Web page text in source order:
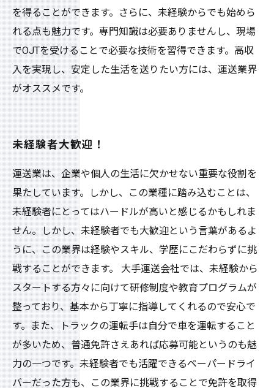
を得ることができます。さらに、未経験からでも始めら
れる点も魅力です。専門知識は必要ありませんし、現場
でOJTを受けることで必要な技術を習得できます。高収
入を実現し、安定した生活を送りたい方には、運送業界
がオススメです。
未経験者大歓迎！
運送業は、企業や個人の生活に欠かせない重要な役割を
果たしています。しかし、この業種に踏み込むことは、
未経験者にとってはハードルが高いと感じるかもしれま
せん。しかし、未経験者でも大歓迎という言葉があるよ
うに、この業界は経験やスキル、学歴にこだわらずに挑
戦することができます。 大手運送会社では、未経験から
スタートする方々に向けて研修制度や教育プログラムが
整っており、基本から丁寧に指導してくれるので安心で
す。また、トラックの運転手は自分で車を運転すること
が多いため、普通免許さえあれば応募可能というのも魅
力の一つです。未経験者でも活躍できるペーパードライ
バーだった方も、この業界に挑戦することで免許を取得